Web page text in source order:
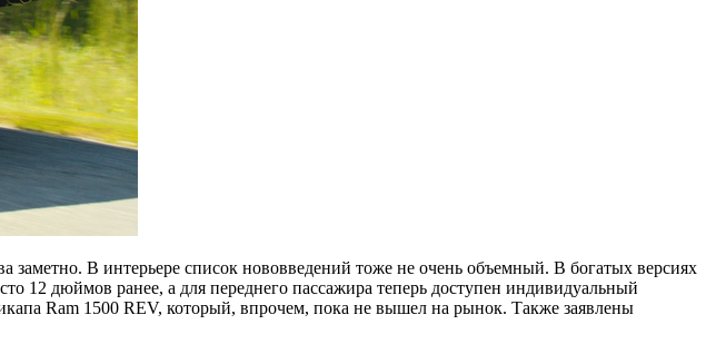
В интерьере список нововведений тоже не очень объемный. В богатых версиях
12 дюймов ранее, а для переднего пассажира теперь доступен индивидуальный
Ram 1500 REV, который, впрочем, пока не вышел на рынок. Также заявлены